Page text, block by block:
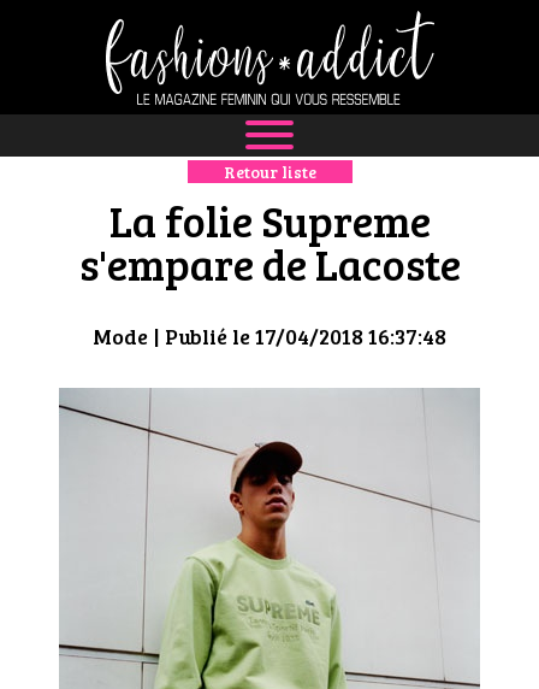
NEWS
MODE
CULTURE
HIGH TECH
MAISON
AUTO
Retour liste
La folie Supreme
s'empare de Lacoste
Mode | Publié le 17/04/2018 16:37:48